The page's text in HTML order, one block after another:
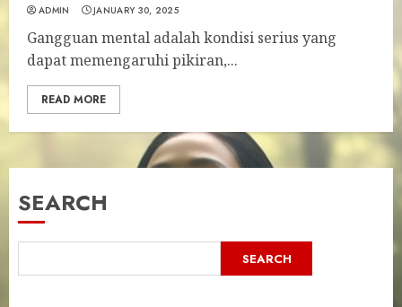
ADMIN JANUARY 30, 2025
Gangguan mental adalah kondisi serius yang
dapat memengaruhi pikiran,...
READ MORE
SEARCH
SEARCH